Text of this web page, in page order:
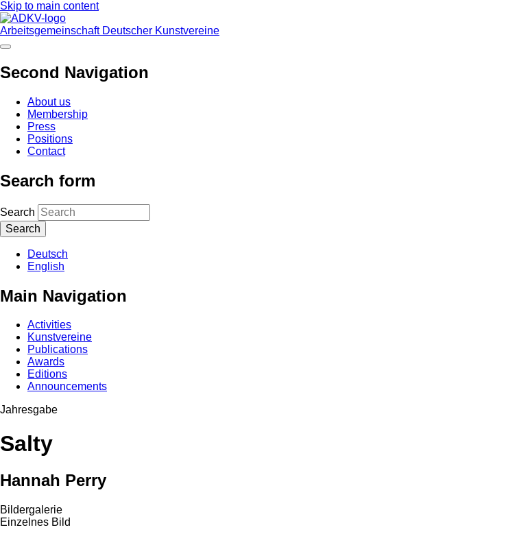
Skip to main content
Arbeitsgemeinschaft Deutscher Kunstvereine
Second Navigation
About us
Membership
Press
Positions
Contact
Search form
Search
Deutsch
English
Main Navigation
Activities
Kunstvereine
Publications
Awards
Editions
Announcements
Jahresgabe
Salty
Hannah Perry
Bildergalerie
Einzelnes Bild